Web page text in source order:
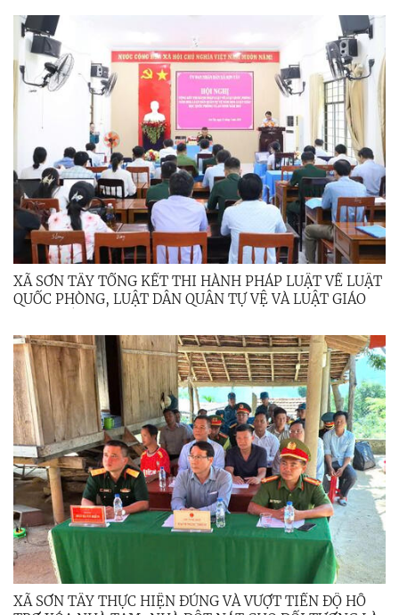
LIỆT SĨ (27/7/1947 - 27/7/2026)
XÃ SƠN TÂY TỔNG KẾT THI HÀNH PHÁP LUẬT VỀ LUẬT
QUỐC PHÒNG, LUẬT DÂN QUÂN TỰ VỆ VÀ LUẬT GIÁO
XÃ SƠN TÂY THỰC HIỆN ĐÚNG VÀ VƯỢT TIẾN ĐỘ HỖ